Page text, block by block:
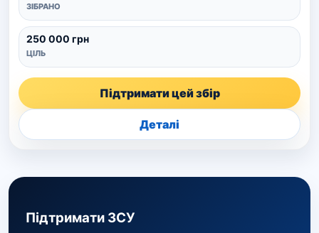
ЗІБРАНО
250 000 грн
ЦІЛЬ
Підтримати цей збір
Деталі
Підтримати ЗСУ